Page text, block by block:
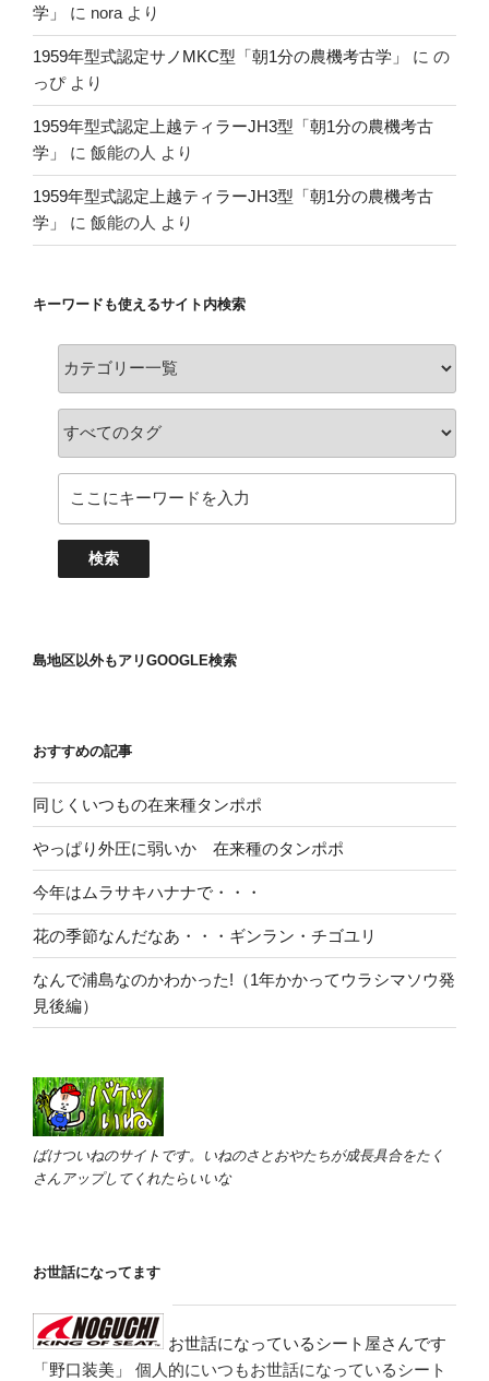
学」 に nora より
1959年型式認定サノMKC型「朝1分の農機考古学」 に の
っぴより
1959年型式認定上越ティラーJH3型「朝1分の農機考古
学」
に 飯能の人 より
1959年型式認定上越ティラーJH3型「朝1分の農機考古
学」
に 飯能の人 より
キーワードも使えるサイト内検索
島地区以外もアリGOOGLE検索
おすすめの記事
同じくいつもの在来種タンポポ
やっぱり外圧に弱いか 在来種のタンポポ
今年はムラサキハナナで・・・
花の季節なんだなあ・・・ギンラン・チゴユリ
なんで浦島なのかわかった!（1年かかってウラシマソウ発
見後編）
ばけついねのサイトです。いねのさとおやたちが成長具合をたく
さんアップしてくれたらいいな
お世話になってます
お世話になっているシート屋さんです
「野口装美」
個人的にいつもお世話になっているシート